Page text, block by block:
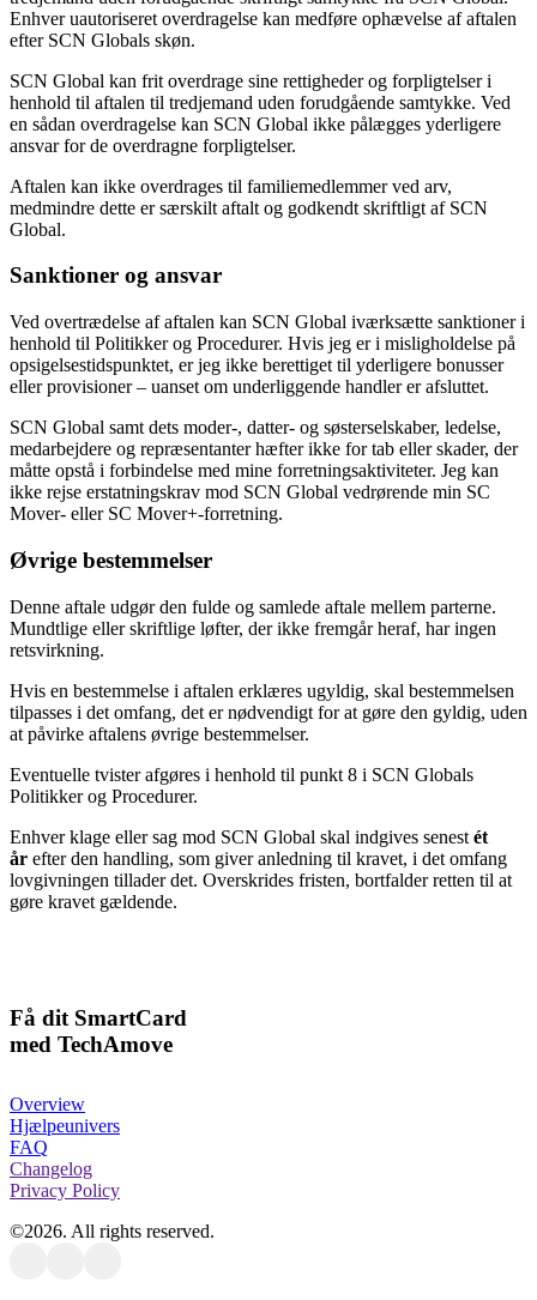
Enhver uautoriseret overdragelse kan medføre ophævelse af aftalen
efter SCN Globals skøn.
SCN Global kan frit overdrage sine rettigheder og forpligtelser i
henhold til aftalen til tredjemand uden forudgående samtykke. Ved
en sådan overdragelse kan SCN Global ikke pålægges yderligere
ansvar for de overdragne forpligtelser.
Aftalen kan ikke overdrages til familiemedlemmer ved arv,
medmindre dette er særskilt aftalt og godkendt skriftligt af SCN
Global.
Sanktioner og ansvar
Ved overtrædelse af aftalen kan SCN Global iværksætte sanktioner i
henhold til Politikker og Procedurer. Hvis jeg er i misligholdelse på
opsigelsestidspunktet, er jeg ikke berettiget til yderligere bonusser
eller provisioner – uanset om underliggende handler er afsluttet.
SCN Global samt dets moder-, datter- og søsterselskaber, ledelse,
medarbejdere og repræsentanter hæfter ikke for tab eller skader, der
måtte opstå i forbindelse med mine forretningsaktiviteter. Jeg kan
ikke rejse erstatningskrav mod SCN Global vedrørende min SC
Mover- eller SC Mover+-forretning.
Øvrige bestemmelser
Denne aftale udgør den fulde og samlede aftale mellem parterne.
Mundtlige eller skriftlige løfter, der ikke fremgår heraf, har ingen
retsvirkning.
Hvis en bestemmelse i aftalen erklæres ugyldig, skal bestemmelsen
tilpasses i det omfang, det er nødvendigt for at gøre den gyldig, uden
at påvirke aftalens øvrige bestemmelser.
Eventuelle tvister afgøres i henhold til punkt 8 i SCN Globals
Politikker og Procedurer.
Enhver klage eller sag mod SCN Global skal indgives senest ét
år efter den handling, som giver anledning til kravet, i det omfang
lovgivningen tillader det. Overskrides fristen, bortfalder retten til at
gøre kravet gældende.
Få dit SmartCard
med TechAmove
Overview
Hjælpeunivers
FAQ
Changelog
Privacy Policy
©2026. All rights reserved.